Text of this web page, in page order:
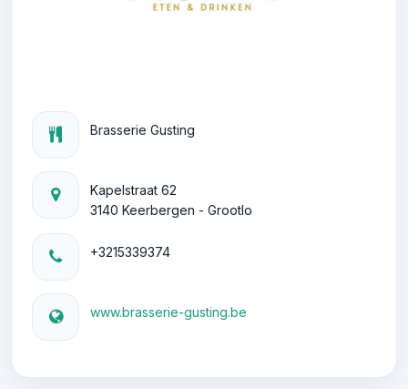
Brasserie Gusting
Kapelstraat 62
3140 Keerbergen - Grootlo
+3215339374
www.brasserie-gusting.be